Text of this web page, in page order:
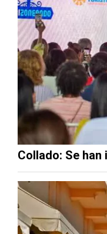
Collado: Se